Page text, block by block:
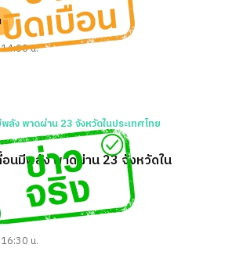
น.
นมีพลัง พาดผ่าน 23 จังหวัดใน
น.